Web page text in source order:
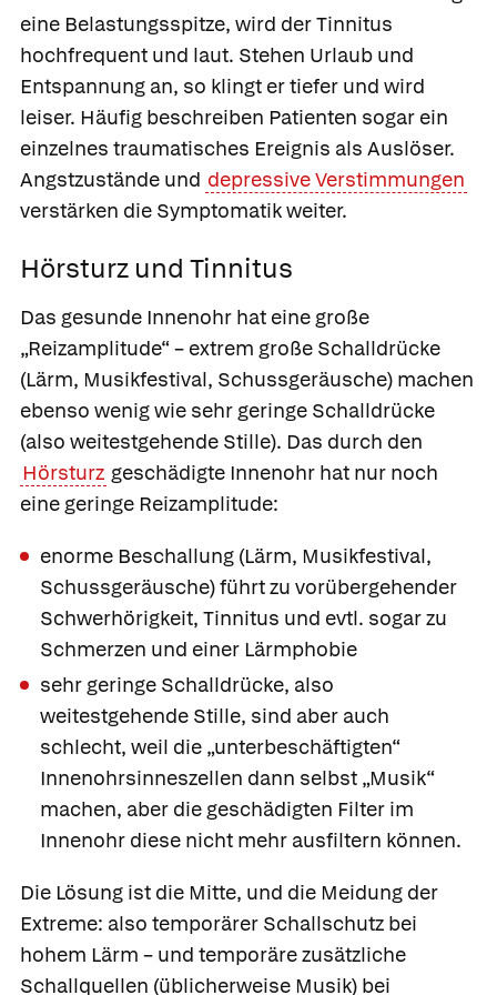
eine Belastungsspitze, wird der Tinnitus
hochfrequent und laut. Stehen Urlaub und
Entspannung an, so klingt er tiefer und wird
leiser. Häufig beschreiben Patienten sogar ein
einzelnes traumatisches Ereignis als Auslöser.
Angstzustände und depressive Verstimmungen
verstärken die Symptomatik weiter.
Hörsturz und Tinnitus
Das gesunde Innenohr hat eine große
„Reizamplitude“ – extrem große Schalldrücke
(Lärm, Musikfestival, Schussgeräusche) machen
ebenso wenig wie sehr geringe Schalldrücke
(also weitestgehende Stille). Das durch den
Hörsturz geschädigte Innenohr hat nur noch
eine geringe Reizamplitude:
enorme Beschallung (Lärm, Musikfestival,
Schussgeräusche) führt zu vorübergehender
Schwerhörigkeit, Tinnitus und evtl. sogar zu
Schmerzen und einer Lärmphobie
sehr geringe Schalldrücke, also
weitestgehende Stille, sind aber auch
schlecht, weil die „unterbeschäftigten“
Innenohrsinneszellen dann selbst „Musik“
machen, aber die geschädigten Filter im
Innenohr diese nicht mehr ausfiltern können.
Die Lösung ist die Mitte, und die Meidung der
Extreme: also temporärer Schallschutz bei
hohem Lärm – und temporäre zusätzliche
Schallquellen (üblicherweise Musik) bei